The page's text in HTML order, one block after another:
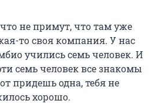
не примут, что там уже
то своя компания. У нас
учились семь человек. И
семь человек все знакомы
придешь одна, тебя не
хорошо.